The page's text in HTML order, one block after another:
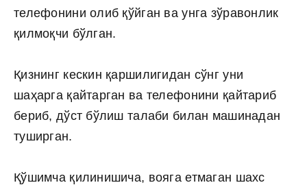
телефонини олиб қўйган ва унга зўравонлик
қилмоқчи бўлган.
Қизнинг кескин қаршилигидан сўнг уни
шаҳарга қайтарган ва телефонини қайтариб
бериб, дўст бўлиш талаби билан машинадан
туширган.
Қўшимча қилинишича, вояга етмаган шахс